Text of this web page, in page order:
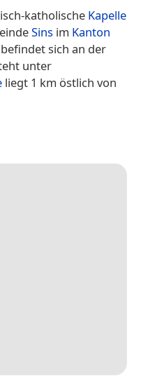
katholische Kapelle
Sins im Kanton
sich an der
unter
liegt 1 km östlich von